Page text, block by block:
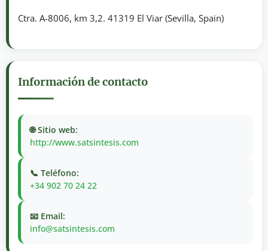
Ctra. A-8006, km 3,2. 41319 El Viar (Sevilla, Spain)
Información de contacto
🌐 Sitio web:
http://www.satsintesis.com
📞 Teléfono:
+34 902 70 24 22
📧 Email:
info@satsintesis.com